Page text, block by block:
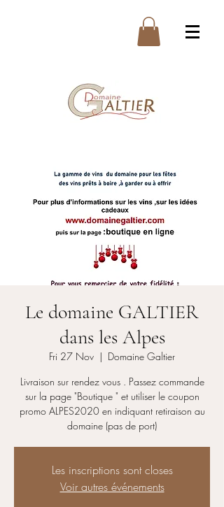
Le domaine GALTIER
dans les Alpes
Fri 27 Nov
  |
Domaine Galtier
Livraison sur rendez vous . Passez commande
sur la page "Boutique " et utiliser le coupon
promo ALPES2020 en indiquant retiraison au
domaine (pas de port)
Les inscriptions sont closes
Voir autres événements